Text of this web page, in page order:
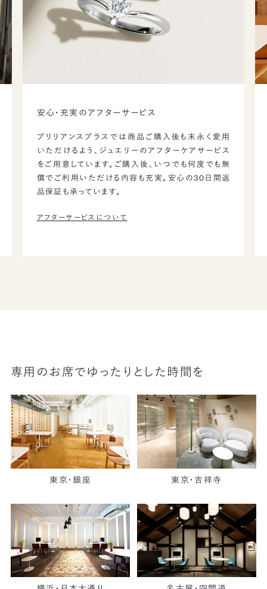
安心・充実のアフターサービス
ブリリアンスプラスでは商品ご購入後も末永く愛用
いただけるよう、ジュエリーのアフターケアサービス
をご用意しています。ご購入後、いつでも何度でも無
償でご利用いただける内容も充実。安心の30日間返
品保証も承っています。
アフターサービスについて
専用のお席でゆったりとした時間を
東京・銀座 東京・吉祥寺